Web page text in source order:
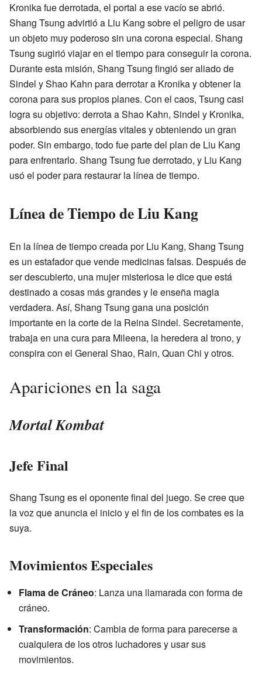
Kronika fue derrotada, el portal a ese vacío se abrió.
Shang Tsung advirtió a Liu Kang sobre el peligro de usar
un objeto muy poderoso sin una corona especial. Shang
Tsung sugirió viajar en el tiempo para conseguir la corona.
Durante esta misión, Shang Tsung fingió ser aliado de
Sindel y Shao Kahn para derrotar a Kronika y obtener la
corona para sus propios planes. Con el caos, Tsung casi
logra su objetivo: derrota a Shao Kahn, Sindel y Kronika,
absorbiendo sus energías vitales y obteniendo un gran
poder. Sin embargo, todo fue parte del plan de Liu Kang
para enfrentarlo. Shang Tsung fue derrotado, y Liu Kang
usó el poder para restaurar la línea de tiempo.
Línea de Tiempo de Liu Kang
En la línea de tiempo creada por Liu Kang, Shang Tsung
es un estafador que vende medicinas falsas. Después de
ser descubierto, una mujer misteriosa le dice que está
destinado a cosas más grandes y le enseña magia
verdadera. Así, Shang Tsung gana una posición
importante en la corte de la Reina Sindel. Secretamente,
trabaja en una cura para Mileena, la heredera al trono, y
conspira con el General Shao, Rain, Quan Chi y otros.
Apariciones en la saga
Mortal Kombat
Jefe Final
Shang Tsung es el oponente final del juego. Se cree que
la voz que anuncia el inicio y el fin de los combates es la
suya.
Movimientos Especiales
Flama de Cráneo: Lanza una llamarada con forma de
cráneo.
Transformación: Cambia de forma para parecerse a
cualquiera de los otros luchadores y usar sus
movimientos.